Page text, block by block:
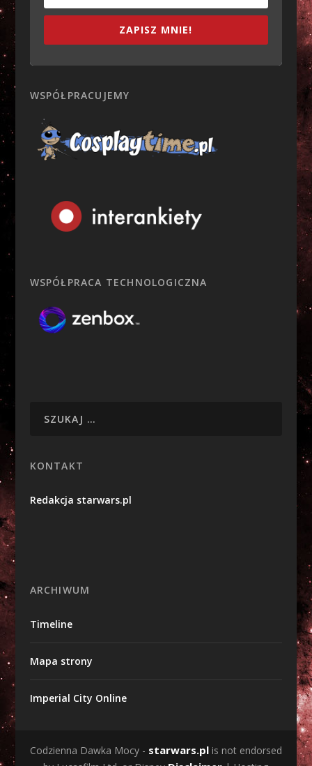
ZAPISZ MNIE!
WSPÓŁPRACUJEMY
WSPÓŁPRACA TECHNOLOGICZNA
KONTAKT
Redakcja starwars.pl
ARCHIWUM
Timeline
Mapa strony
Imperial City Online
Codzienna Dawka Mocy - starwars.plis not endorsed